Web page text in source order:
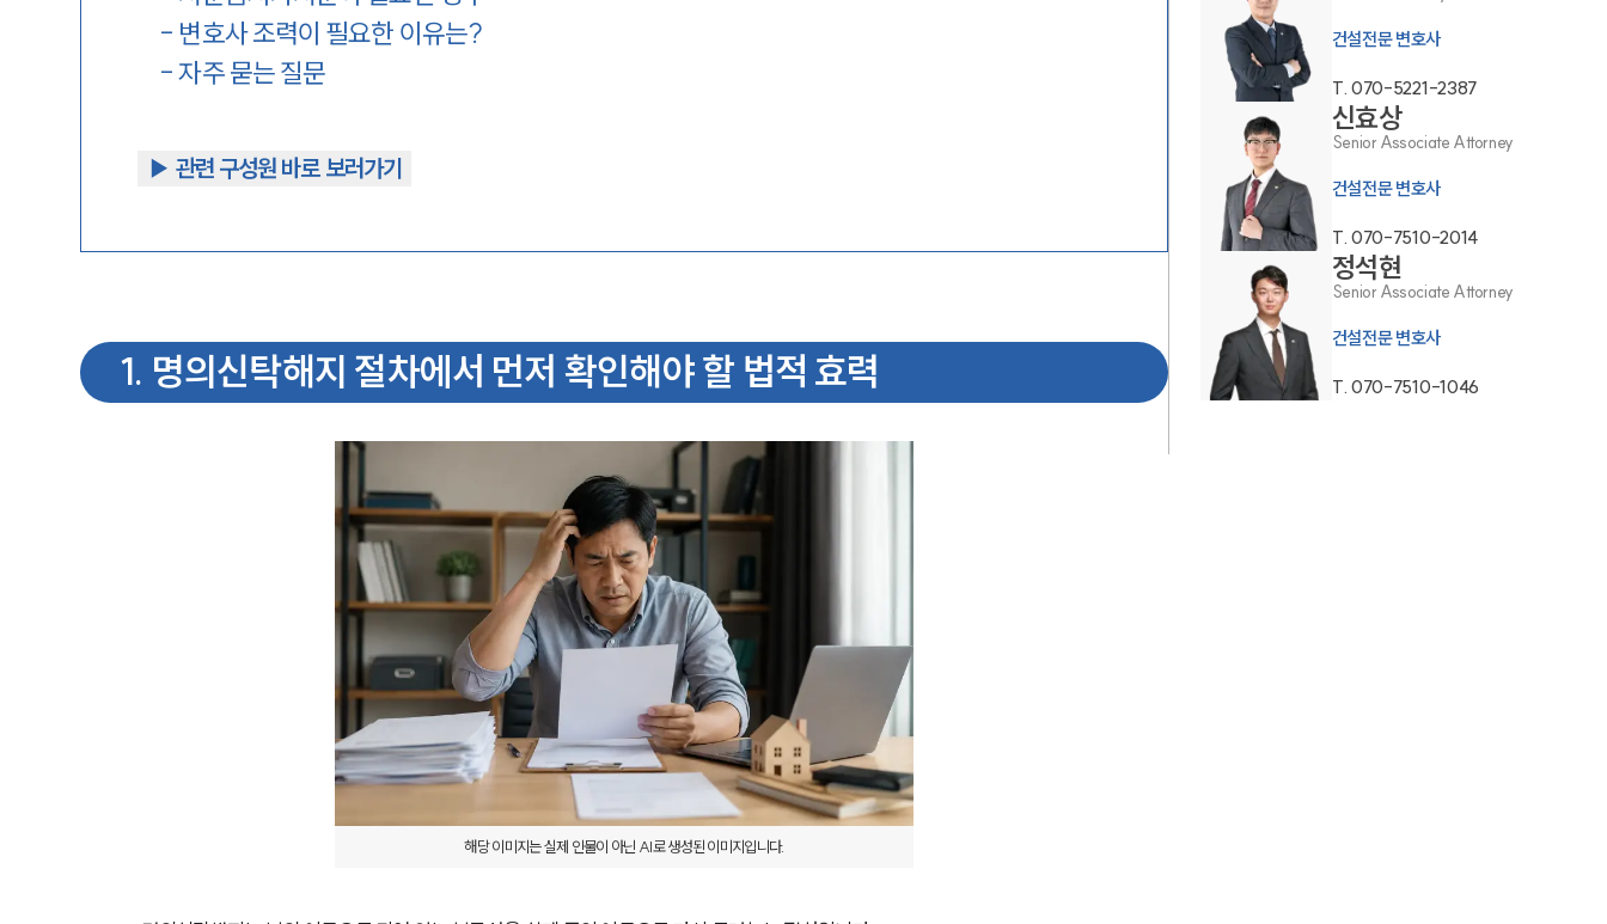
팀소개
팀소개
대륜의 강점
오시는 길
글로벌 파트너 로펌
- 변호사 조력이 필요한 이유는?
-자주 묻는 질문
▶︎ 관련 구성원 바로 보러가기
1. 명의신탁해지 절차에서 먼저 확인해야 할 법적 효력
해당 이미지는 실제 인물이 아닌 AI로 생성된 이미지입니다.
건설전문 변호사
T. 070-5221-2387
신효상
Senior Associate Attorney
건설전문 변호사
T. 070-7510-2014
정석현
Senior Associate Attorney
건설전문 변호사
T. 070-7510-1046